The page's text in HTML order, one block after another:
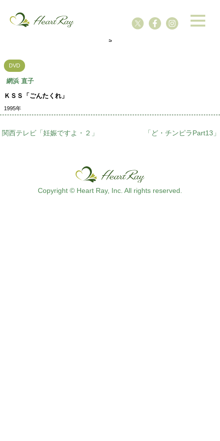
s
DVD
網浜 直子
ＫＳＳ「ごんたくれ」
1995年
関西テレビ「妊娠ですよ・２」 「ど・チンピラPart13」
Copyright © Heart Ray, Inc. All rights reserved.